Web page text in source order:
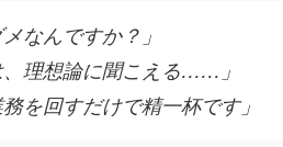
なんですか？」
、理想論に聞こえる……」
を回すだけで精一杯です」